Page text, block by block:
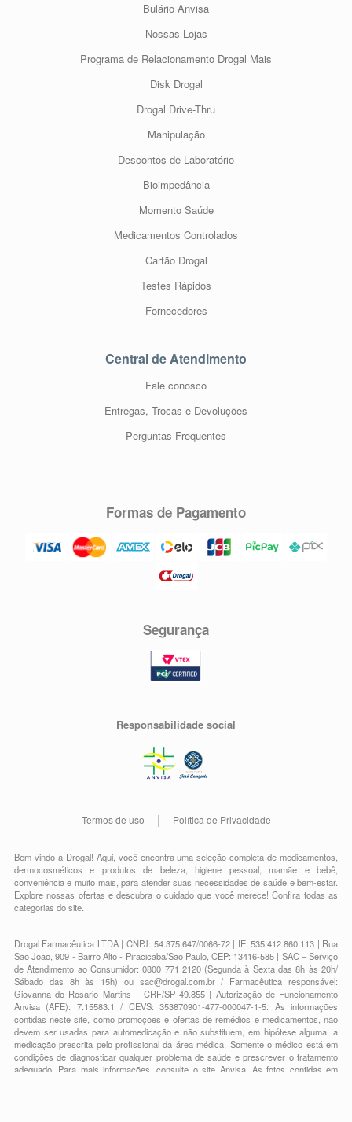
Bulário Anvisa
Nossas Lojas
Programa de Relacionamento Drogal Mais
Disk Drogal
Drogal Drive-Thru
Manipulação
Descontos de Laboratório
Bioimpedância
Momento Saúde
Medicamentos Controlados
Cartão Drogal
Testes Rápidos
Fornecedores
Central de Atendimento
Fale conosco
Entregas, Trocas e Devoluções
Perguntas Frequentes
Formas de Pagamento
Segurança
Responsabilidade social
Termos de uso Política de Privacidade
Bem-vindo à Drogal! Aqui, você encontra uma seleção completa demedicamentos
dermocosméticos e produtos de beleza,higiene pessoal,mamãe e bebê
conveniênciae muito mais, para atender suas necessidades de saúde e bem-estar.
Explore nossas ofertas e descubra o cuidado que você merece!Confira todas as
categorias do site.
Drogal Farmacêutica LTDA | CNPJ: 54.375.647/0066-72 | IE: 535.412.860.113 | Rua
São João, 909 - Bairro Alto - Piracicaba/São Paulo, CEP: 13416-585 | SAC – Serviço
de Atendimento ao Consumidor: 0800 771 2120 (Segunda à Sexta das 8h às 20h/
Sábado das 8h às 15h) ou sac@drogal.com.br/ Farmacêutica responsável:
Giovanna do Rosario Martins – CRF/SP 49.855 | Autorização de Funcionamento
Anvisa (AFE): 7.15583.1 / CEVS: 353870901-477-000047-1-5. As informações
contidas neste site, como promoções e ofertas de remédios e medicamentos, não
devem ser usadas para automedicação e não substituem, em hipótese alguma, a
medicação prescrita pelo profissional da área médica. Somente o médico está em
condições de diagnosticar qualquer problema de saúde e prescrever o tratamento
adequado. Para mais informações, consulte o site Anvisa. As fotos contidas em